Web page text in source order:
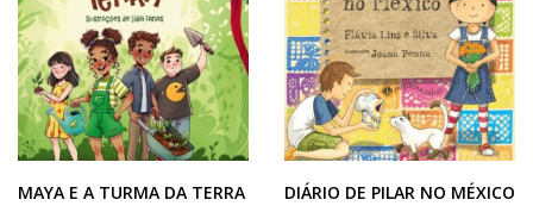
MAYA E A TURMA DA TERRA
DIÁRIO DE PILAR NO MÉXICO